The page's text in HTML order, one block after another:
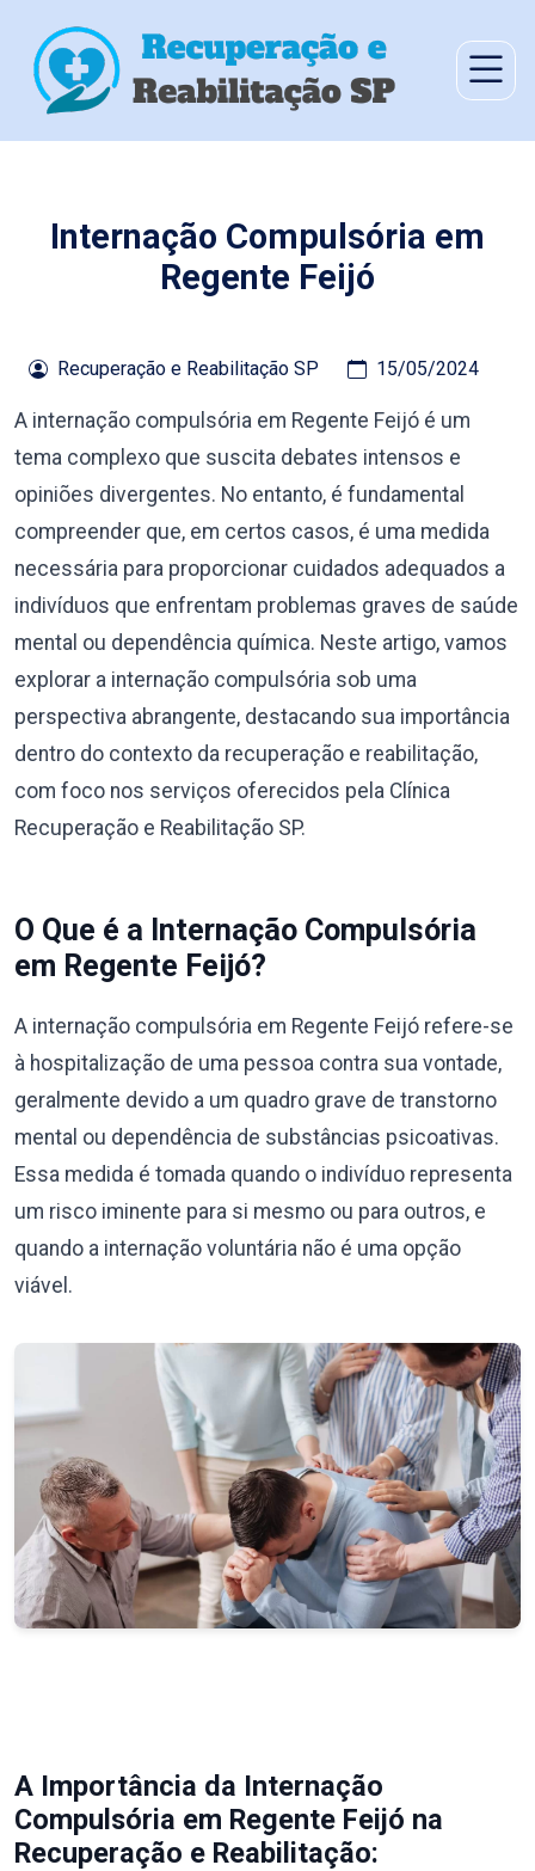
Internação Compulsória em
Regente Feijó
Recuperação e Reabilitação SP 15/05/2024
A internação compulsória em Regente Feijó é um
tema complexo que suscita debates intensos e
opiniões divergentes. No entanto, é fundamental
compreender que, em certos casos, é uma medida
necessária para proporcionar cuidados adequados a
indivíduos que enfrentam problemas graves de saúde
mental ou dependência química. Neste artigo, vamos
explorar a internação compulsória sob uma
perspectiva abrangente, destacando sua importância
dentro do contexto da recuperação e reabilitação,
com foco nos serviços oferecidos pela Clínica
Recuperação e Reabilitação SP.
O Que é a Internação Compulsória
em Regente Feijó?
A internação compulsória em Regente Feijó refere-se
à hospitalização de uma pessoa contra sua vontade,
geralmente devido a um quadro grave de transtorno
mental ou dependência de substâncias psicoativas.
Essa medida é tomada quando o indivíduo representa
um risco iminente para si mesmo ou para outros, e
quando a internação voluntária não é uma opção
viável.
A Importância da Internação
Compulsória em Regente Feijó na
Recuperação e Reabilitação: